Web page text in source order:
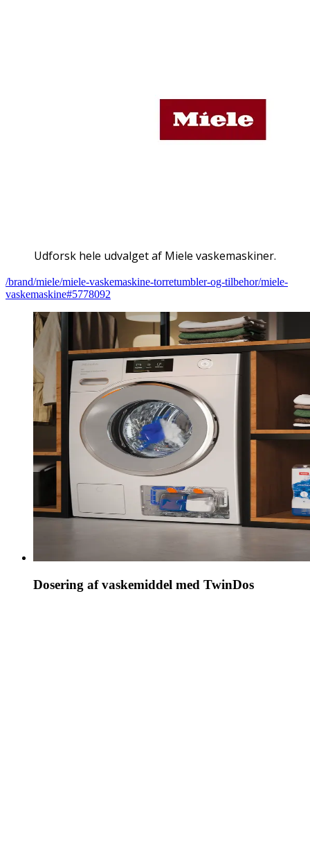
Udforsk hele udvalget af Miele vaskemaskiner.
/brand/miele/miele-vaskemaskine-torretumbler-og-tilbehor/miele-
vaskemaskine#5778092
Dosering af vaskemiddel med TwinDos